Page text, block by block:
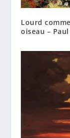
Lourd
oiseau –